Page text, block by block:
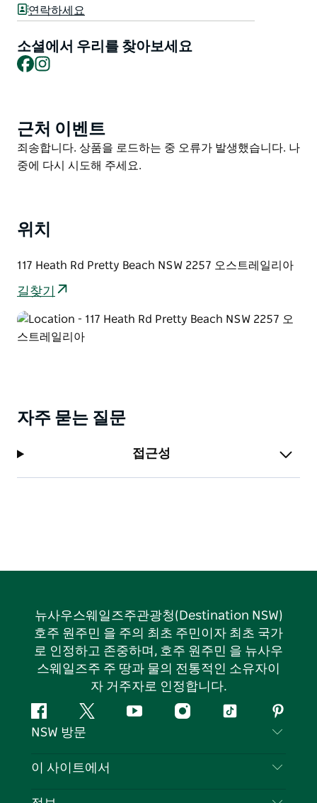
이 설치되어 있습니다.
추고 있으며 북향의 넓은 데크로 이어지며 아름다운 바다
전망을 감상할 수 있습니다. 가스 바비큐 테이블 의자가
사 공간이 있으며 완비된 주방/식사 공간에는 식기 접시
조리 도구가 풍부하게 갖춰져 있습니다.
아래층 거실에는 최대 10명까지 수용 가능한 추가 이층
아래층에는 넓은 잔디 정원과 아름다운 해안가 전망을 감
비치를 연결하는 해안 보호구역 산책로로 바로 연결됩니
다. 넓은 노상 주차 공간과 2대 주차 가능한 카포트도 마
련되어 있습니다.
연락하세요
소셜에서 우리를 찾아보세요
Facebook
Product
List
근처 이벤트
Product
List
죄송합니다. 상품을 로드하는 중 오류가 발생했습니다. 나
중에 다시 시도해 주세요.
위치
117 Heath Rd Pretty Beach NSW 2257 오스트레일리아
길찾기
자주 묻는 질문
접근성
뉴사우스웨일즈주관광청(Destination NSW)
호주 원주민 을 주의 최초 주민이자 최초 국가
로 인정하고 존중하며, 호주 원주민 을 뉴사우
스웨일즈주 주 땅과 물의 전통적인 소유자이
자 거주자로 인정합니다.
페
이
북
지
다
유
인
틱
핀
터
스
NSW 방문
문의하기
이 사이트에서
목적지